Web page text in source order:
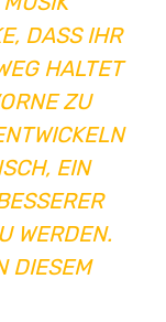
DASS IHR
HALTET
ZU
EIN
WERDEN.
DIESEM